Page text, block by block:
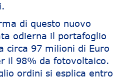
di questo nuovo
odierna il portafoglio
circa 97 milioni di Euro
il 98% da fotovoltaico.
ordini si esplica entro